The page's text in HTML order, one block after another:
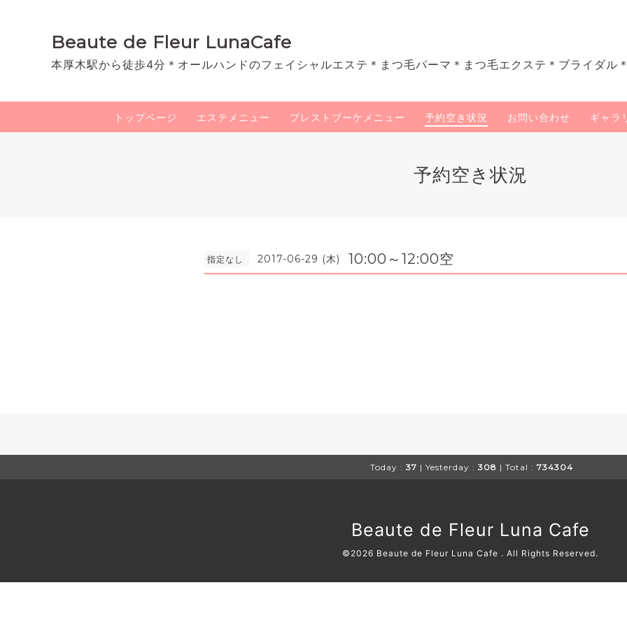
Beaute de Fleur LunaCafe
本厚木駅から徒歩4分＊オールハンドのフェイシャルエステ＊まつ毛パーマ＊まつ毛エクステ＊ブライダル
トップページ エステメニュー プレストブーケメニュー 予約空き状況 お問い合わせ ギャラ
予約空き状況
指定なし 2017-06-29 (木) 10:00～12:00空
Today : 37 | Yesterday : 308 | Total : 734304
Beaute de Fleur Luna Cafe
©2026 Beaute de Fleur Luna Cafe . All Rights Reserved.